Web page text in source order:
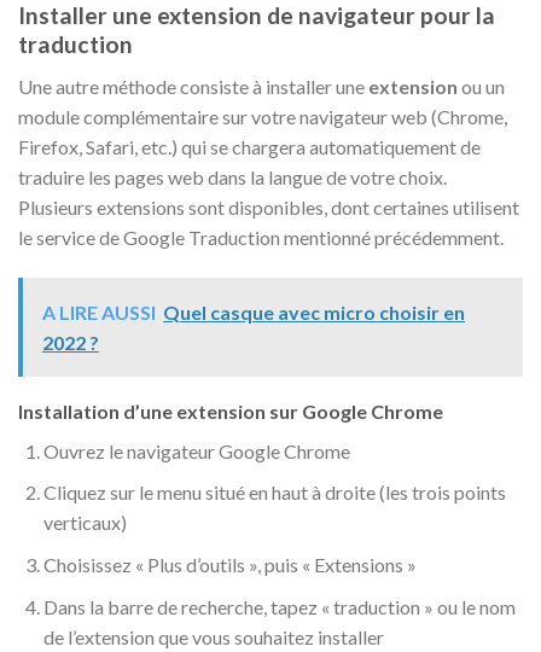
Installer une extension de navigateur pour la
traduction
Une autre méthode consiste à installer une extension ou un
module complémentaire sur votre navigateur web (Chrome,
Firefox, Safari, etc.) qui se chargera automatiquement de
traduire les pages web dans la langue de votre choix.
Plusieurs extensions sont disponibles, dont certaines utilisent
le service de Google Traduction mentionné précédemment.
A LIRE AUSSI Quel casque avec micro choisir en
2022 ?
Installation d’une extension sur Google Chrome
Ouvrez le navigateur Google Chrome
Cliquez sur le menu situé en haut à droite (les trois points
verticaux)
Choisissez « Plus d’outils », puis « Extensions »
Dans la barre de recherche, tapez « traduction » ou le nom
de l’extension que vous souhaitez installer